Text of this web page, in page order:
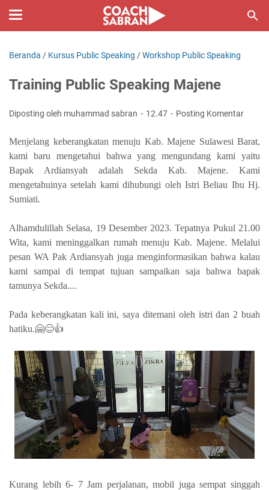
Beranda / Kursus Public Speaking /Workshop Public Speaking
Training Public Speaking Majene
Diposting oleh muhammad sabran 12.47 Posting Komentar
Menjelang keberangkatan menuju Kab. Majene Sulawesi Barat,
kami baru mengetahui bahwa yang mengundang kami yaitu
Bapak Ardiansyah adalah Sekda Kab. Majene. Kami
mengetahuinya setelah kami dihubungi oleh Istri Beliau Ibu Hj.
Sumiati.
Alhamdulillah Selasa, 19 Desember 2023. Tepatnya Pukul 21.00
Wita, kami meninggalkan rumah menuju Kab. Majene. Melalui
pesan WA Pak Ardiansyah juga menginformasikan bahwa kalau
kami sampai di tempat tujuan sampaikan saja bahwa bapak
tamunya Sekda....
Pada keberangkatan kali ini, saya ditemani oleh istri dan 2 buah
hatiku.🤗😊👍
Kurang lebih 6- 7 Jam perjalanan, mobil juga sempat singgah